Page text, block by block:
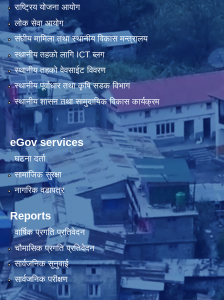
राष्ट्रिय योजना आयोग
लोक सेवा आयोग
संघीय मामिला तथा स्थानीय विकास मन्त्रालय
स्थानीय तहको लागि ICT ब्लग
स्थानीय तहको वेवसाईट विवरण
स्थानीय पूर्वाधार तथा कृषि सडक विभाग
स्थानीय शासन तथा सामुदायिक विकास कार्यक्रम
eGov services
घटना दर्ता
सामाजिक सुरक्षा
नागरिक वडापत्र
Reports
वार्षिक प्रगति प्रतिवेदन
चौमासिक प्रगति प्रतिवेदन
सार्वजनिक सुनुवाई
सार्वजनिक परीक्षण